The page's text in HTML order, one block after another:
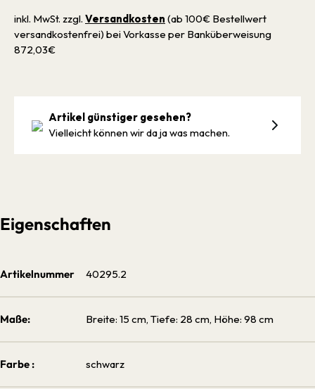
inkl. MwSt. zzgl. Versandkosten (ab 100€ Bestellwert
versandkostenfrei) bei Vorkasse per Banküberweisung
872,03€
Artikel günstiger gesehen?
Vielleicht können wir da ja was machen.
Eigenschaften
Artikelnummer 40295.2
Maße: Breite: 15 cm, Tiefe: 28 cm, Höhe: 98 cm
Farbe : schwarz